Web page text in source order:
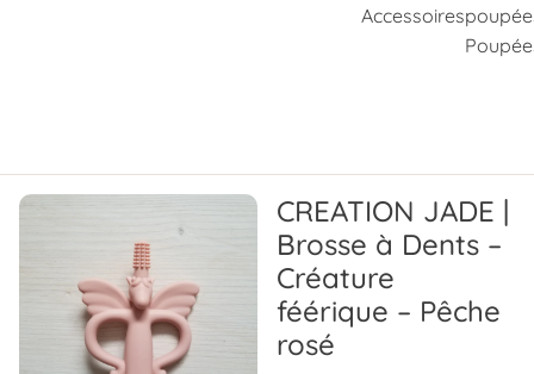
Accessoires
CREATION JADE |
Brosse à Dents –
Créature
féérique – Pêche
rosé